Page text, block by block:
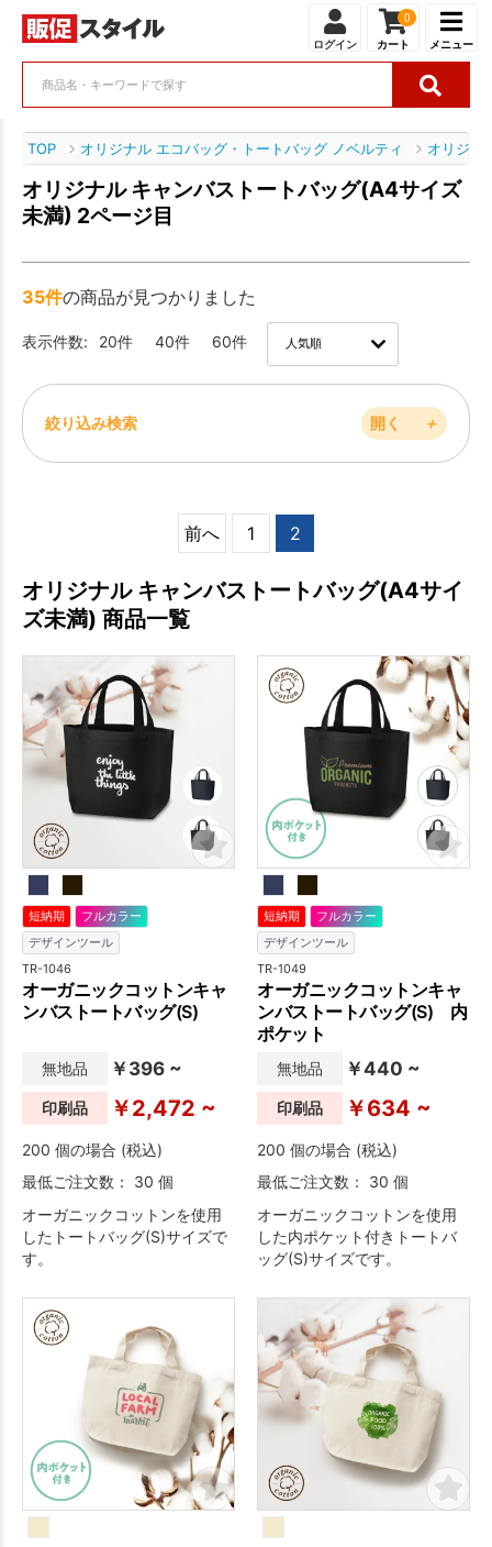
ログイン
0
カート メニュー
TOP オリジナル エコバッグ・トートバッグ ノベルティ オリジナ
オリジナル キャンバストートバッグ(A4サイズ
未満) 2ページ目
35件の商品が見つかりました
表示件数: 20件 40件 60件
絞り込み検索 開く ＋
前へ 1 2
オリジナル キャンバストートバッグ(A4サイ
ズ未満) 商品一覧
短納期
フルカラー
デザインツール
TR-1046
オーガニックコットンキャ
ンバストートバッグ(S)
無地品 ￥396 ~
印刷品 ￥2,472 ~
200 個の場合 (税込)
最低ご注文数： 30 個
オーガニックコットンを使用
したトートバッグ(S)サイズで
す。
短納期
フルカラー
デザインツール
TR-1049
オーガニックコットンキャ
ンバストートバッグ(S) 内
ポケット
無地品 ￥440 ~
印刷品 ￥634 ~
200 個の場合 (税込)
最低ご注文数： 30 個
オーガニックコットンを使用
した内ポケット付きトートバ
ッグ(S)サイズです。